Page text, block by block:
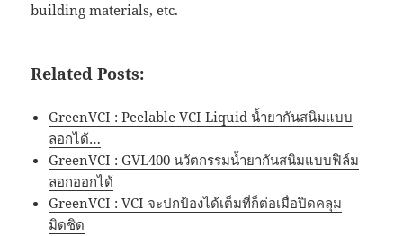
building materials, etc.
Related Posts:
GreenVCI : Peelable VCI Liquid น้ำยากันสนิมแบบ
ลอกได้…
GreenVCI : GVL400 นวัตกรรมน้ำยากันสนิมแบบฟิล์ม
ลอกออกได้
GreenVCI : VCI จะปกป้องได้เต็มที่ก็ต่อเมื่อปิดคลุม
มิดชิด